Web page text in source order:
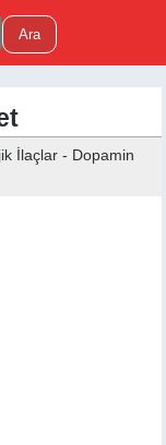
İlaçlar - Dopamin